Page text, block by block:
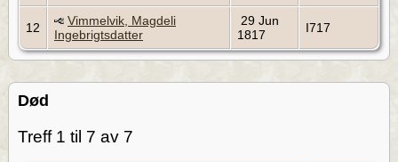
12
Vimmelvik, Magdeli
Ingebrigtsdatter
29 Jun
1817
I717
Død
Treff 1 til 7 av 7